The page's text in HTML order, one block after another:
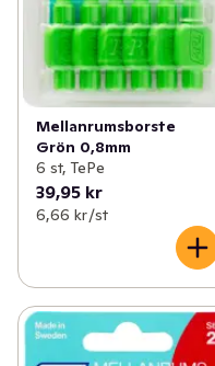
Mellanrumsborste
Grön 0,8mm
6 st, TePe
39,95 kr
6,66 kr /st